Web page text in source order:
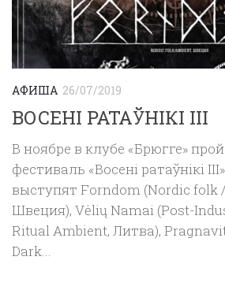
АФИША 26/07/2019
ВОСЕНІ РАТАЎНІКІ IІІ
В ноябре в клубе «Брюгге»
фестиваль «Восені ратаўнікі
выступят Forndom (Nordic folk
Швеция), Vėlių Namai (Post-
Ritual Ambient, Литва),
Dark...